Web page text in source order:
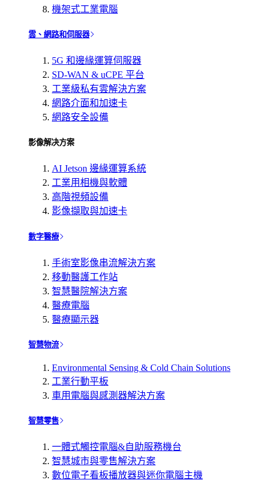
機架式工業電腦
雲、網路和伺服器
5G 和邊緣運算伺服器
SD-WAN & uCPE 平台
工業級私有雲解決方案
網路介面和加速卡
網路安全設備
影像解决方案
AI Jetson 邊緣運算系統
工業用相機與軟體
高階視頻設備
影像擷取與加速卡
數字醫療
手術室影像串流解決方案
移動醫護工作站
智慧醫院解決方案
醫療電腦
醫療顯示器
智慧物流
Environmental Sensing & Cold Chain Solutions
工業行動平板
車用電腦與感測器解決方案
智慧零售
一體式觸控電腦&自助服務機台
智慧城市與零售解決方案
數位電子看板播放器與迷你電腦主機